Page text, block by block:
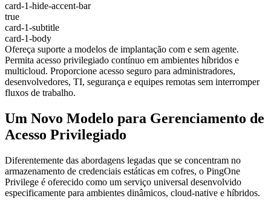
card-1-hide-accent-bar
true
card-1-subtitle
card-1-body
Ofereça suporte a modelos de implantação com e sem agente.
Permita acesso privilegiado contínuo em ambientes híbridos e
multicloud. Proporcione acesso seguro para administradores,
desenvolvedores, TI, segurança e equipes remotas sem interromper
fluxos de trabalho.
Um Novo Modelo para Gerenciamento de
Acesso Privilegiado
Diferentemente das abordagens legadas que se concentram no
armazenamento de credenciais estáticas em cofres, o PingOne
Privilege é oferecido como um serviço universal desenvolvido
especificamente para ambientes dinâmicos, cloud-native e híbridos.